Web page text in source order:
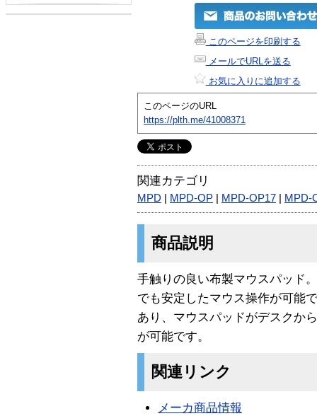
このページを印刷する
メールでURLを送る
お気に入りに追加する
このページのURL
https://plth.me/41008371
関連カテゴリ
MPD MPD-OP MPD-OP17 MPD-
商品説明
手触りの良い布製マウスパッド
でも安定したマウス操作が可能
あり、マウスパッドがデスクか
が可能です。
関連リンク
メーカ商品情報